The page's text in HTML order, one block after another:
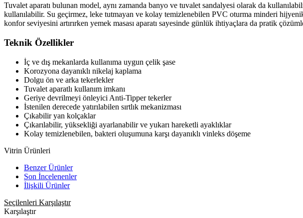
Tuvalet aparatı bulunan model, aynı zamanda banyo ve tuvalet sandalyesi olarak da
kullanılabilir. Su geçirmez, leke tutmayan ve kolay temizlenebilen PVC oturma minderi
konfor seviyesini artırırken yemek masası aparatı sayesinde günlük ihtiyaçlara da pratik
Teknik Özellikler
İç ve dış mekanlarda kullanıma uygun çelik şase
Korozyona dayanıklı nikelaj kaplama
Dolgu ön ve arka tekerlekler
Tuvalet aparatlı kullanım imkanı
Geriye devrilmeyi önleyici Anti-Tipper tekerler
İstenilen derecede yatırılabilen sırtlık mekanizması
Çıkabilir yan kolçaklar
Çıkarılabilir, yüksekliği ayarlanabilir ve yukarı hareketli ayaklıklar
Kolay temizlenebilen, bakteri oluşumuna karşı dayanıklı vinleks döşeme
Vitrin Ürünleri
Benzer Ürünler
Son İncelenenler
İlişkili Ürünler
Seçilenleri Karşılaştır
Karşılaştır